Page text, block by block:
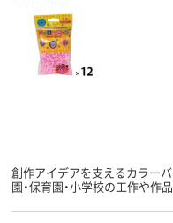
創作アイデアを支えるカラー
園・保育園・小学校の工作や作